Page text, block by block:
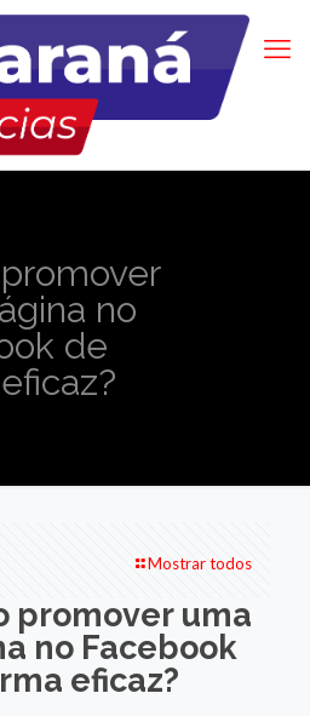
no
de
Mostrar todos
promover uma
no Facebook
eficaz?